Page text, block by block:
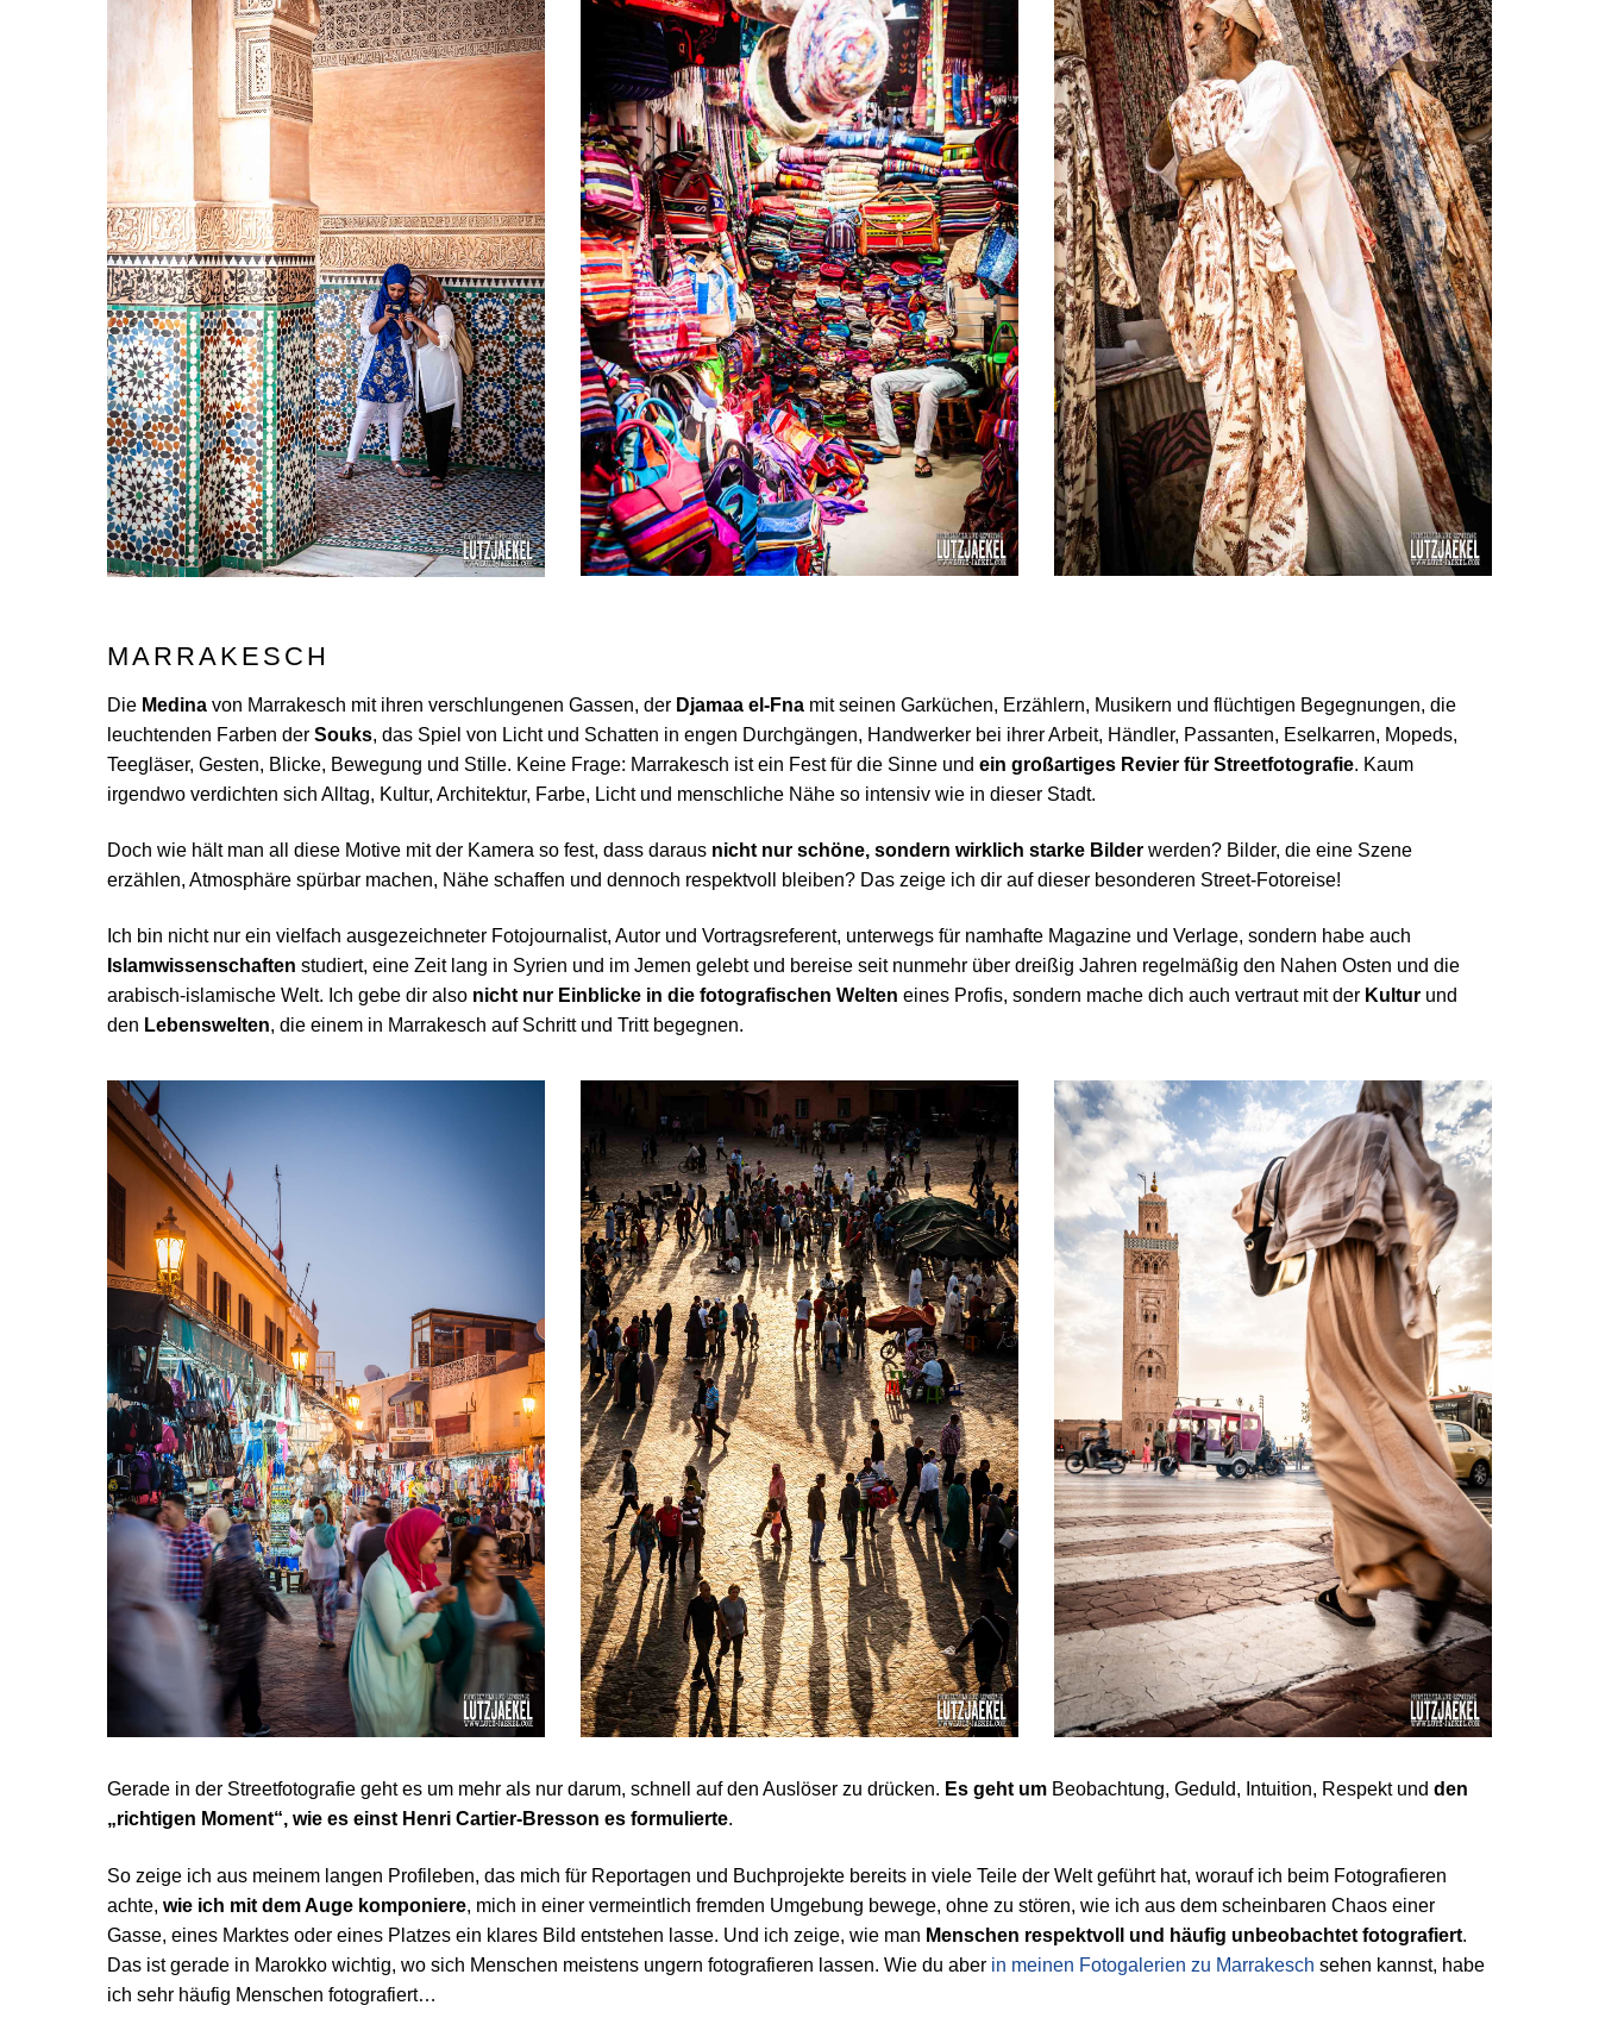
MARRAKESCH
Die Medina von Marrakesch mit ihren verschlungenen Gassen, der Djamaa el-Fna mit seinen Garküchen, Erzählern, Musikern und flüchtigen Begegnungen, die
leuchtenden Farben der Souks, das Spiel von Licht und Schatten in engen Durchgängen, Handwerker bei ihrer Arbeit, Händler, Passanten, Eselkarren, Mopeds,
Teegläser, Gesten, Blicke, Bewegung und Stille. Keine Frage: Marrakesch ist ein Fest für die Sinne und ein großartiges Revier für Streetfotografie. Kaum
irgendwo verdichten sich Alltag, Kultur, Architektur, Farbe, Licht und menschliche Nähe so intensiv wie in dieser Stadt.
Doch wie hält man all diese Motive mit der Kamera so fest, dass daraus nicht nur schöne, sondern wirklich starke Bilder werden? Bilder, die eine Szene
erzählen, Atmosphäre spürbar machen, Nähe schaffen und dennoch respektvoll bleiben? Das zeige ich dir auf dieser besonderen Street-Fotoreise!
Ich bin nicht nur ein vielfach ausgezeichneter Fotojournalist, Autor und Vortragsreferent, unterwegs für namhafte Magazine und Verlage, sondern habe auch
Islamwissenschaften studiert, eine Zeit lang in Syrien und im Jemen gelebt und bereise seit nunmehr über dreißig Jahren regelmäßig den Nahen Osten und die
arabisch-islamische Welt. Ich gebe dir also nicht nur Einblicke in die fotografischen Welten eines Profis, sondern mache dich auch vertraut mit der Kultur und
den Lebenswelten, die einem in Marrakesch auf Schritt und Tritt begegnen.
Gerade in der Streetfotografie geht es um mehr als nur darum, schnell auf den Auslöser zu drücken. Es geht um Beobachtung, Geduld, Intuition, Respekt und den
„richtigen Moment“, wie es einst Henri Cartier-Bresson es formulierte.
So zeige ich aus meinem langen Profileben, das mich für Reportagen und Buchprojekte bereits in viele Teile der Welt geführt hat, worauf ich beim Fotografieren
achte, wie ich mit dem Auge komponiere, mich in einer vermeintlich fremden Umgebung bewege, ohne zu stören, wie ich aus dem scheinbaren Chaos einer
Gasse, eines Marktes oder eines Platzes ein klares Bild entstehen lasse. Und ich zeige, wie man Menschen respektvoll und häufig unbeobachtet fotografiert.
Das ist gerade in Marokko wichtig, wo sich Menschen meistens ungern fotografieren lassen. Wie du aber in meinen Fotogalerien zu Marrakesch sehen kannst, habe
ich sehr häufig Menschen fotografiert…